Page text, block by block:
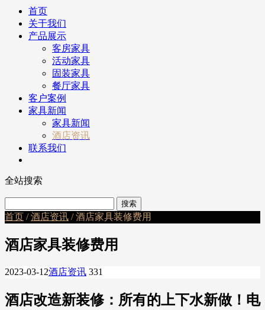
首页
关于我们
产品展示
客房家具
活动家具
固装家具
餐厅家具
客户案例
家具新闻
家具新闻
酒店资讯
联系我们
全站搜索
首页 /酒店资讯 / 酒店家具装修费用
酒店家具装修费用
2023-03-12酒店资讯 331
酒店改造新装修：所有的上下水新做！电